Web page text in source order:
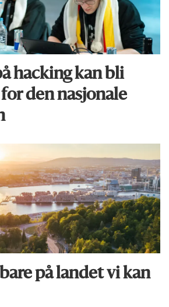
hacking kan bli
den nasjonale
på landet vi kan